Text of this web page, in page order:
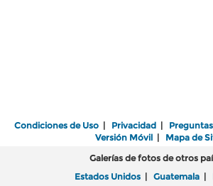
Condiciones de Uso | Privacidad |
Versión Móvil| Mapa de
Galerías de fotos de otros
Estados Unidos | Guatemala |